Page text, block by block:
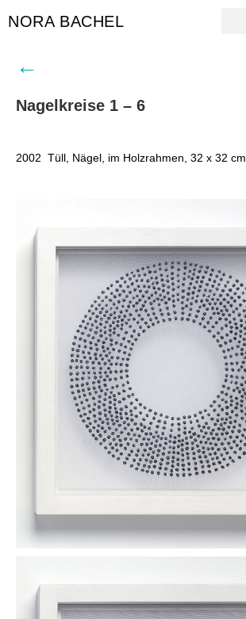
NORA BACHEL
←
Nagelkreise 1 – 6
2002 Tüll, Nägel, im Holzrahmen, 32 x 32 cm